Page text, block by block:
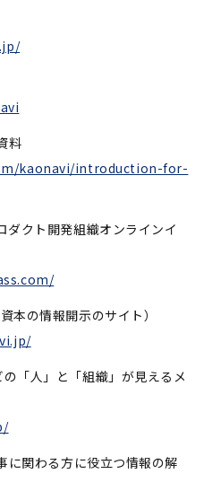
料
kaonavi/introduction-for-
クト開発組織オンラインイ
の情報開示のサイト）
「人」と「組織」が見えるメ
に関わる方に役立つ情報の解